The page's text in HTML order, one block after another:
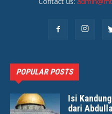
POPULAR POSTS
Isi
dari